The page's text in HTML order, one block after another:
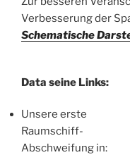
Verbesserung der
Schematische
Data seine Links:
Unsere erste
Raumschiff-
Abschweifung in: